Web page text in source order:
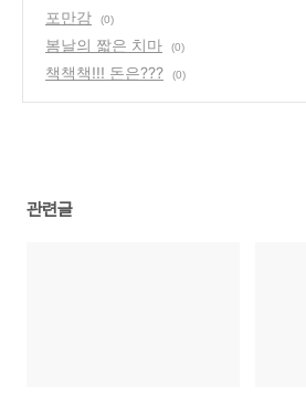
포만감 (0)
봄날의 짧은 치마 (0)
책책책!!! 돈은??? (0)
관련글